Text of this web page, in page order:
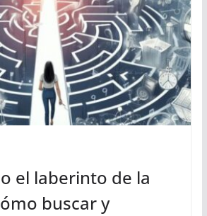
el laberinto de la
buscar y